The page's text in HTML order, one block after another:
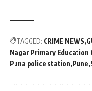
TAGGED: CRIME NEWS
Nagar Primary Education
Puna police station Pune